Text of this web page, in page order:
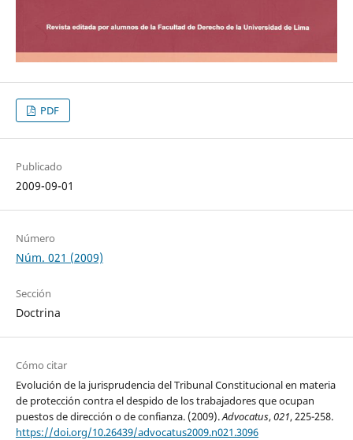
PDF
Publicado
2009-09-01
Número
Núm. 021 (2009)
Sección
Doctrina
Cómo citar
Evolución de la jurisprudencia del Tribunal Constitucional en materia
de protección contra el despido de los trabajadores que ocupan
puestos de dirección o de confianza. (2009).Advocatus,021, 225-258.
https://doi.org/10.26439/advocatus2009.n021.3096